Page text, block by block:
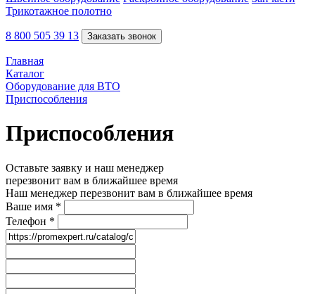
Трикотажное полотно
8 800 505 39 13 Заказать звонок
Главная
Каталог
Оборудование для ВТО
Приспособления
Приспособления
Оставьте заявку и наш менеджер
перезвонит вам в ближайшее время
Наш менеджер перезвонит вам в ближайшее время
Ваше имя *
Телефон *